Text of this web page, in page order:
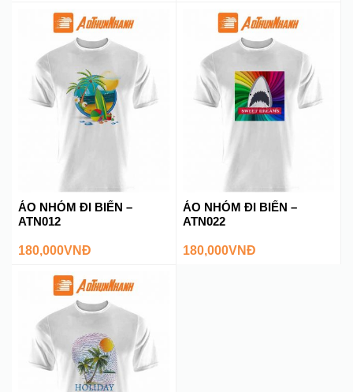
ÁO NHÓM ĐI BIỂN –
ATN012
180,000VNĐ
ÁO NHÓM ĐI BIỂN –
ATN022
180,000VNĐ